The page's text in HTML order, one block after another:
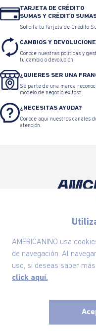
AMERICANINO usa
de navegación. Al
uso, si deseas saber
click aquí.
TARJETA DE CRÉDITO
SUMAS Y CRÉDITO
Solicita tu Tarjeta de Crédito
CAMBIOS Y
Conoce nuestras políticas y
tu cambio o devolución.
¿QUIERES SER UNA
Sé parte de una marca
modelo de negocio exitoso.
¿NECESITAS AYUDA?
Conoce aquí nuestros canales
atención.
Suscríbete
Nuestra Marca